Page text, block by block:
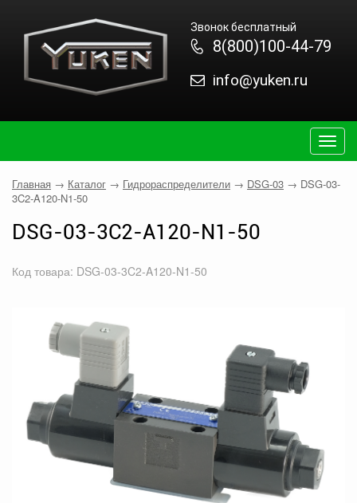
Звонок бесплатный
8(800)100-44-79
info@yuken.ru
Главная → Каталог → Гидрораспределители → DSG-03 → DSG-03-
3C2-A120-N1-50
DSG-03-3C2-A120-N1-50
Код товара: DSG-03-3C2-A120-N1-50